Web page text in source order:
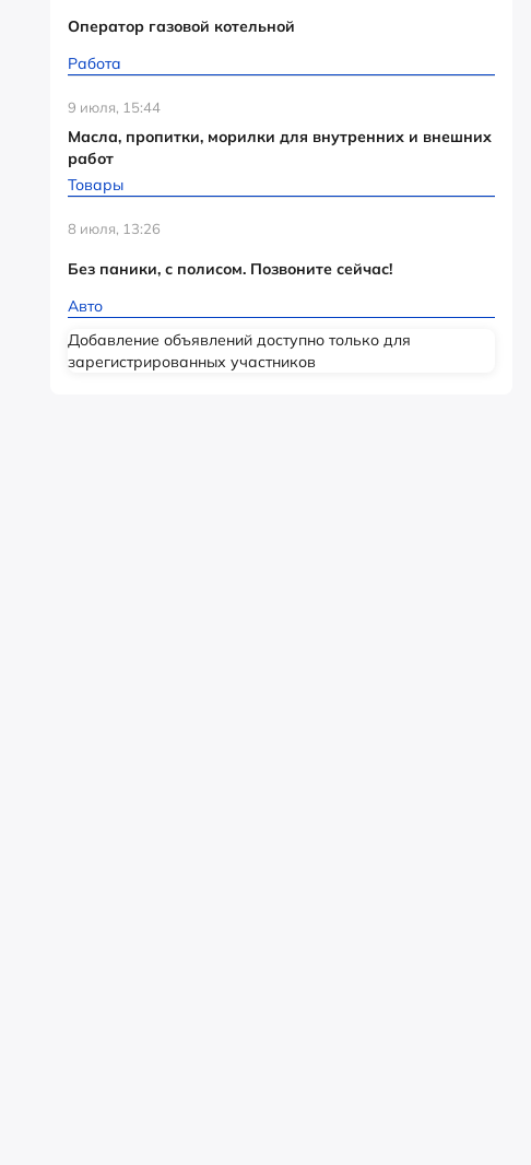
Оператор газовой котельной
Работа
9 июля, 15:44
Масла, пропитки, морилки для внутренних и внешних
работ
Товары
8 июля, 13:26
Без паники, с полисом. Позвоните сейчас!
Авто
Добавление объявлений доступно только для
зарегистрированных участников